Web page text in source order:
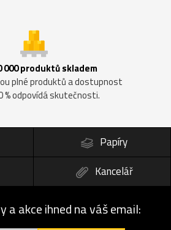
000 produktů skladem
plné produktů a dostupnost
% odpovídá skutečnosti.
Papíry
Kancelář
a akce ihned na váš email: